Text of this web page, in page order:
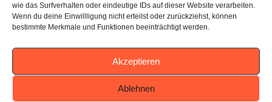
wie das Surfverhalten oder eindeutige IDs auf dieser Website verarbeiten.
Wenn du deine Einwillligung nicht erteilst oder zurückziehst, können
bestimmte Merkmale und Funktionen beeinträchtigt werden.
Akzeptieren
Ablehnen
Tanz-Single
Start Card